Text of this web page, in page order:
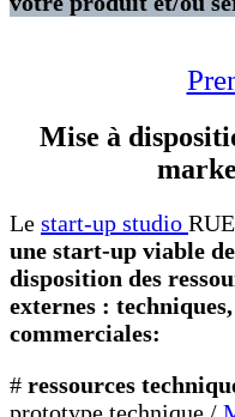
Mise à
Le start-up studio
une start-up viable
disposition des
externes :
commerciales:
# ressources